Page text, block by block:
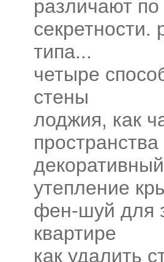
различают по
секретности.
типа...
четыре
стены
лоджия, как
пространства
утепление
фен-шуй для
квартире
как удалить